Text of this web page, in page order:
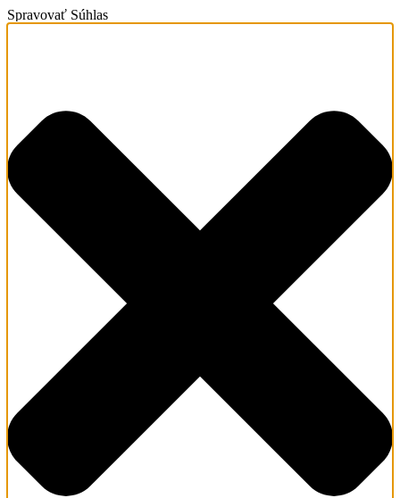
Spravovať Súhlas